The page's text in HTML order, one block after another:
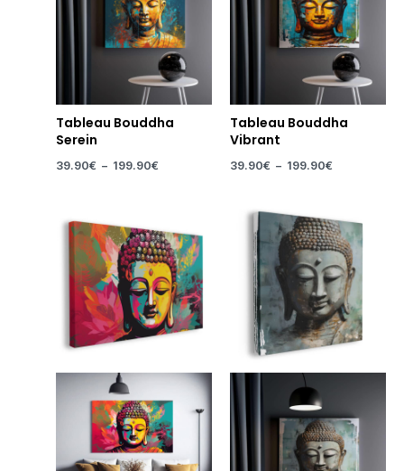
Tableau Bouddha
Serein
39.90€ – 199.90€
Tableau Bouddha
Vibrant
39.90€ – 199.90€
de
prix :
14.90€
à
219.90€
de
prix :
39.90€
à
199.90€